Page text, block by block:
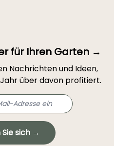
für Ihren Garten →
Nachrichten und Ideen,
über davon profitiert.
sich →